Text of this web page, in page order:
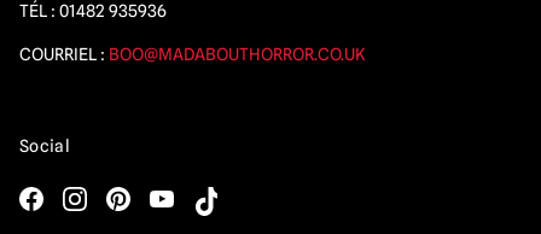
TÉL : 01482 935936
COURRIEL : BOO@MADABOUTHORROR.CO.UK
Social